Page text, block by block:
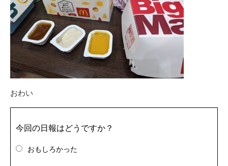
おわい
今回の日報はどうですか？
おもしろかった